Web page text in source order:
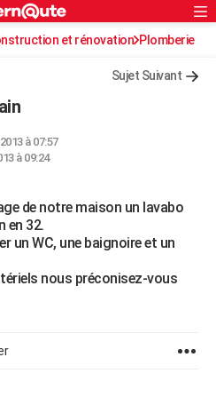
Rechercher
et rénovation Plomberie
Sujet Suivant
à 07:57
à 09:24
de notre maison un lavabo
en 32.
un WC, une baignoire et un
nous préconisez-vous